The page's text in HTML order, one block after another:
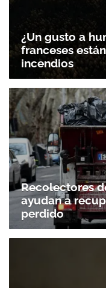
¿Un gusto a
franceses
incendios
Recolectores
ayudan a
perdido